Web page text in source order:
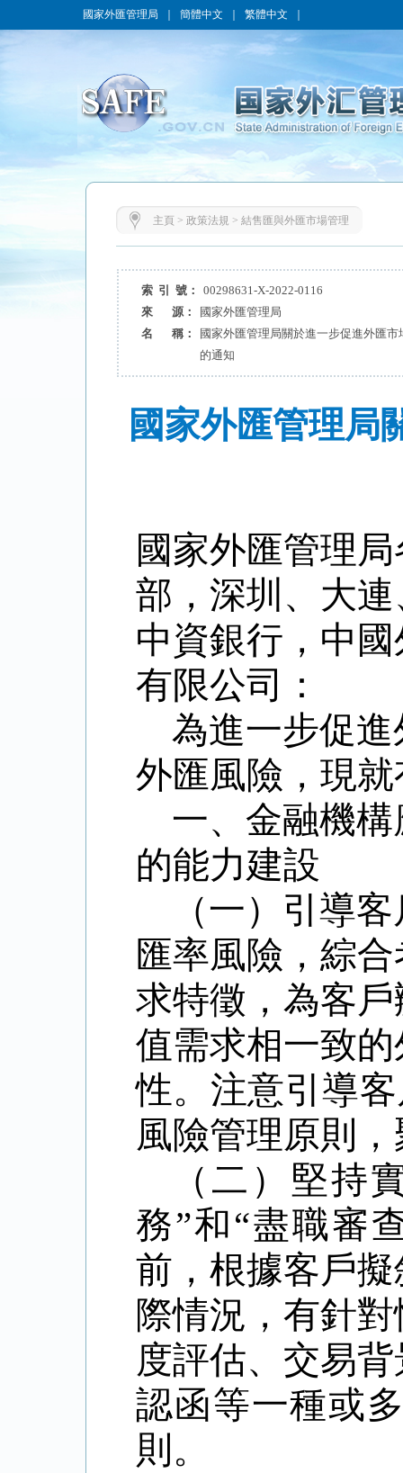
國家外匯管理局 簡體中文 繁體中文
主頁 > 政策法規 > 結售匯與外匯市場管理
索 引 號：
00298631-X-2022-0116
來 源：
國家外匯管理局
名 稱：
國家外匯管理局關於進一步促進外匯
的通知
國家外匯管理局
國家外匯管理
部，深圳、大
中資銀行，中
有限公司：
為進一步促
外匯風險，現
一、金融機
的能力建設
（一）引導
匯率風險，綜
求特徵，為客
值需求相一致
性。注意引導
風險管理原則
（二）堅持
務”和“盡職審
前，根據客戶
際情況，有針
度評估、交易
認函等一種或
則。